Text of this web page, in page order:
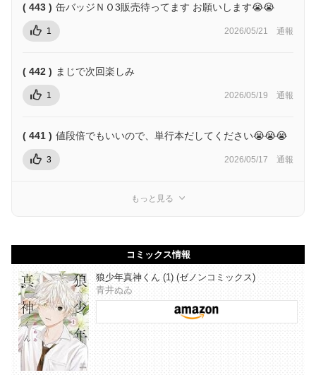
( 443 ) 缶バッジＮＯ3販売待ってます お願いします😭😭
1 2026/05/21 通報
( 442 ) まじで次回楽しみ
1 2026/05/19 通報
( 441 ) 値段倍でもいいので、単行本だしてください😭😭😭
3 2026/05/17 通報
もっと見る
コミックス情報
狼少年真神くん (1) (ゼノンコミックス)
青井ぬゐ